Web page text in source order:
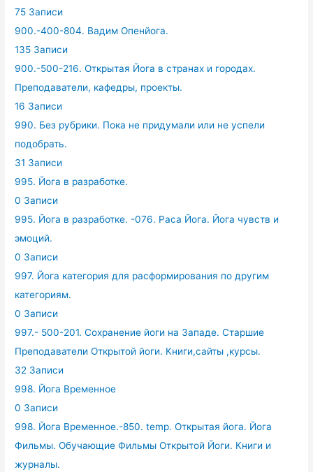
75 Записи
900.-400-804. Вадим Опенйога.
135 Записи
900.-500-216. Открытая Йога в странах и городах.
Преподаватели, кафедры, проекты.
16 Записи
990. Без рубрики. Пока не придумали или не успели
подобрать.
31 Записи
995. Йога в разработке.
0 Записи
995. Йога в разработке. -076. Раса Йога. Йога чувств и
эмоций.
0 Записи
997. Йога категория для расформирования по другим
категориям.
0 Записи
997.- 500-201. Сохранение йоги на Западе. Старшие
Преподаватели Открытой йоги. Книги,сайты ,курсы.
32 Записи
998. Йога Временное
0 Записи
998. Йога Временное.-850. temp. Открытая йога. Йога
Фильмы. Обучающие Фильмы Открытой Йоги. Книги и
журналы.